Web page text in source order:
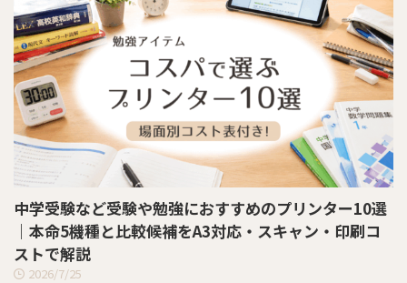
中学受験など受験や勉強におすすめのプリンター10選
｜本命5機種と比較候補をA3対応・スキャン・印刷コ
ストで解説
2026/7/25